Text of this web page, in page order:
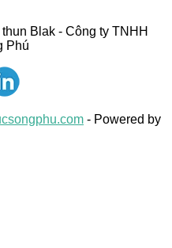
Blak - Công ty TNHH
Phú
- Powered by